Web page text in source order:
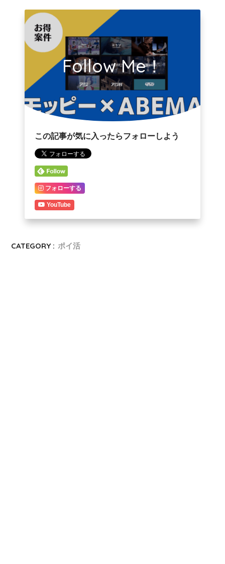
Follow Me！
この記事が気に入ったらフォローしよう
フォローする
YouTube
CATEGORY : ポイ活